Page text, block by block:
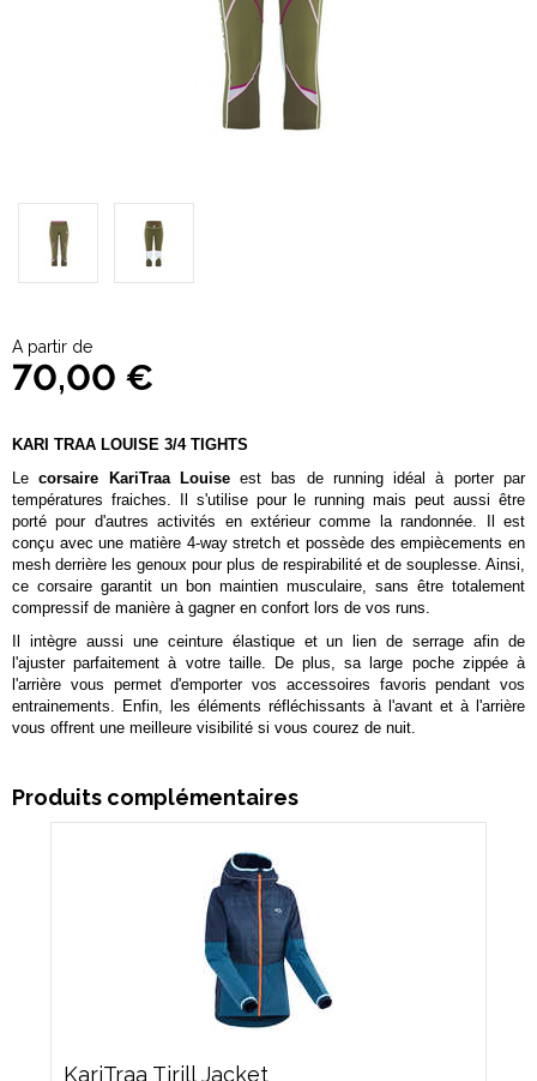
A partir de
70,00 €
KARI TRAA LOUISE 3/4 TIGHTS
Lecorsaire KariTraa Louiseest bas de running idéal à porter par
températures fraiches. Il s'utilise pour le running mais peut aussi être
porté pour d'autres activités en extérieur comme la randonnée. Il est
conçu avec une matière 4-way stretch et possède des empiècements en
mesh derrière les genoux pour plus de respirabilité et de souplesse. Ainsi,
ce corsaire garantit un bon maintien musculaire, sans être totalement
compressif de manière à gagner en confort lors de vos runs.
Il intègre aussi une ceinture élastique et un lien de serrage afin de
l'ajuster parfaitement à votre taille. De plus, sa large poche zippée à
l'arrière vous permet d'emporter vos accessoires favoris pendant vos
entrainements. Enfin, les éléments réfléchissants à l'avant et à l'arrière
vous offrent une meilleure visibilité si vous courez de nuit.
Produits complémentaires
KariTraa Tirill Jacket